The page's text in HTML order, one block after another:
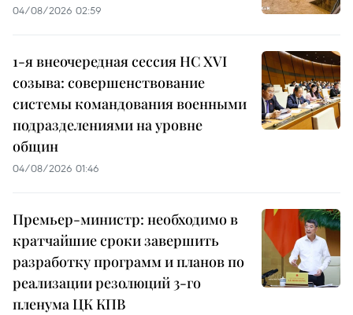
04/08/2026 02:59
1-я внеочередная сессия НС XVI
созыва: совершенствование
системы командования военными
подразделениями на уровне
общин
04/08/2026 01:46
Премьер-министр: необходимо в
кратчайшие сроки завершить
разработку программ и планов по
реализации резолюций 3-го
пленума ЦК КПВ